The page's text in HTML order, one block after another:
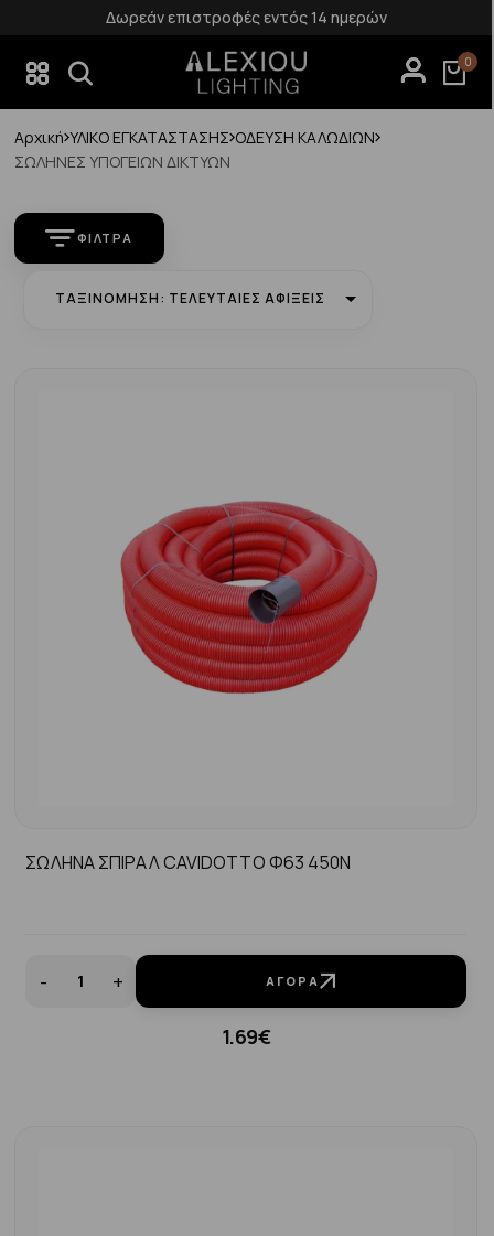
Δωρεάν επιστροφές εντός 14 ημερών
0
Αρχική ΥΛΙΚΟ ΕΓΚΑΤΑΣΤΑΣΗΣ ΟΔΕΥΣΗ ΚΑΛΩΔΙΩΝ
ΣΩΛΗΝΕΣ ΥΠΟΓΕΙΩΝ ΔΙΚΤΥΩΝ
ΦΊΛΤΡΑ
ΤΑΞΙΝΌΜΗΣΗ: ΤΕΛΕΥΤΑΊΕΣ ΑΦΊΞΕΙΣ
ΣΩΛΗΝΑ ΣΠΙΡΑΛ CAVIDOTTO Φ63 450N
- + ΑΓΟΡΆ
1.69€